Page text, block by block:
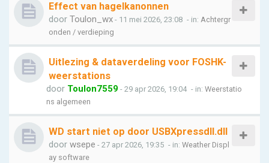
Effect van hagelkanonnen
door Toulon_wx - 11 mei 2026, 23:08 - in: Achtergr
onden / verdieping
Uitlezing & dataverdeling voor FOSHK-
weerstations
door Toulon7559 - 29 apr 2026, 19:04 - in: Weerstatio
ns algemeen
WD start niet op door USBXpressdll.dll
door wsepe - 27 apr 2026, 19:35 - in: Weather Displ
ay software